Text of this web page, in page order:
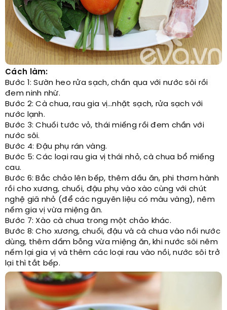
Cách làm:
Bước 1: Sườn heo rửa sạch, chần qua với nước sôi rồi
đem ninh nhừ.
Bước 2: Cà chua, rau gia vị…nhặt sạch, rửa sạch với
nước lạnh.
Bước 3: Chuối tước vỏ, thái miếng rồi đem chần với
nước sôi.
Bước 4: Đậu phụ rán vàng.
Bước 5: Các loại rau gia vị thái nhỏ, cà chua bổ miếng
cau.
Bước 6: Bắc chảo lên bếp, thêm dầu ăn, phi thơm hành
rồi cho xương, chuối, đậu phụ vào xào cùng với chút
nghệ giã nhỏ (để các nguyên liệu có màu vàng), nêm
nếm gia vị vừa miệng ăn.
Bước 7: Xào cà chua trong một chảo khác.
Bước 8: Cho xương, chuối, đậu và cà chua vào nồi nước
dùng, thêm dấm bỗng vừa miệng ăn, khi nước sôi nêm
nếm lại gia vị và thêm các loại rau vào nồi, nước sôi trở
lại thì tắt bếp.